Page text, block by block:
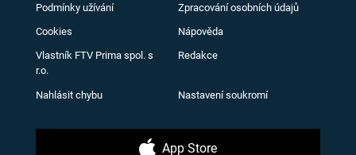
Podmínky užívání Zpracování osobních údajů
Cookies Nápověda
Vlastník FTV Prima spol. s
r.o.
Redakce
Nahlásit chybu Nastavení soukromí
App Store